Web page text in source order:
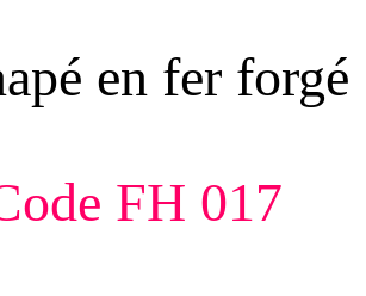
é en fer forgé
FH 017